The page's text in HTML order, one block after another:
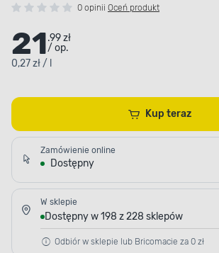
0 opinii Oceń produkt
21.99 zł
/ op.
0,27 zł / l
Kup teraz
Zamówienie online
Dostępny
W sklepie
Dostępny w 198 z 228 sklepów
Odbiór w sklepie lub Bricomacie za 0 zł